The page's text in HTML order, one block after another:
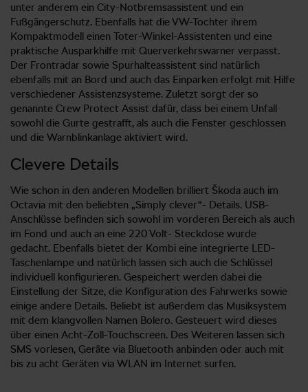
unter anderem ein City-Notbremsassistent und ein
Fußgängerschutz. Ebenfalls hat die VW-Tochter ihrem
Kompaktmodell einen Toter-Winkel-Assistenten und eine
praktische Ausparkhilfe mit Querverkehrswarner verpasst.
Der Frontradar sowie Spurhalteassistent sind natürlich
ebenfalls mit an Bord und auch das Einparken erfolgt mit Hilfe
verschiedener Assistenzsysteme. Zuletzt sorgt der so
genannte Crew Protect Assist dafür, dass bei einem Unfall
sowohl die Gurte gestrafft, als auch die Fenster geschlossen
und die Warnblinkanlage aktiviert wird.
Clevere Details
Wie schon in den anderen Modellen brilliert Škoda auch im
Octavia mit den beliebten „Simply clever“- Details. USB-
Anschlüsse befinden sich sowohl im vorderen Bereich als auch
im Fond und auch an eine 220 Volt- Steckdose wurde
gedacht. Ebenfalls bietet der Kombi eine integrierte LED-
Taschenlampe und natürlich lassen sich auch die Schlüssel
individuell konfigurieren. Gespeichert werden dabei die
Einstellung der Sitze, die Konfiguration des Fahrwerks sowie
einige andere Details. Beliebt ist außerdem das Musiksystem
mit dem klangvollen Namen Bolero. Gesteuert wird dieses
über einen Acht-Zoll-Touchscreen. Des Weiteren lassen sich
SMS vorlesen, Geräte via Bluetooth anbinden oder auch mit
bis zu acht Geräten via WLAN im Internet surfen.